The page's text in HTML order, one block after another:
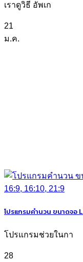
เราดูวิธี อัพเก
21
ม.ค.
โปรแกรมคำนวน ขนาดจอ
โปรแกรมช่วยในกา
28